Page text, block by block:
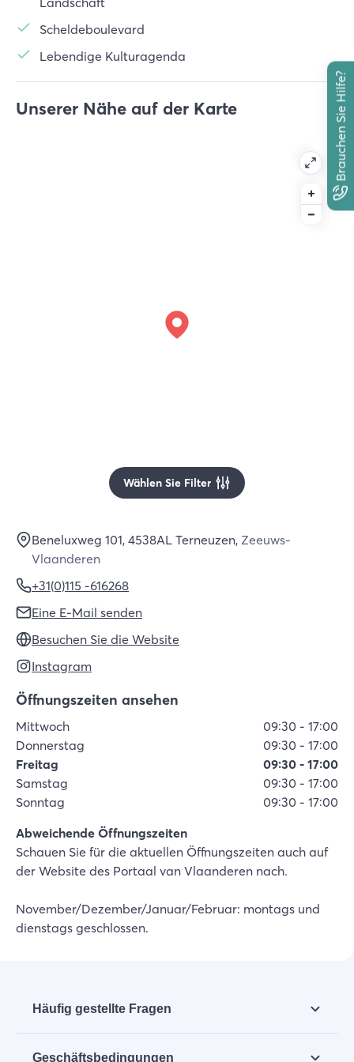
Brauchen Sie Hilfe?
Scheldeboulevard
Lebendige Kulturagenda
Unserer Nähe auf der Karte
Wählen Sie Filter
Beneluxweg 101, 4538AL Terneuzen, Zeeuws-
Vlaanderen
+31(0)115 -616268
Eine E-Mail senden
Besuchen Sie die Website
Instagram
Öffnungszeiten ansehen
Mittwoch 09:30 - 17:00
Donnerstag
09:30 - 17:00
Freitag
09:30 - 17:00
Samstag
09:30 - 17:00
Sonntag
09:30 - 17:00
Abweichende Öffnungszeiten
Schauen Sie für die aktuellen Öffnungszeiten auch auf
der Website des Portaal van Vlaanderen nach.
November/Dezember/Januar/Februar: montags und
dienstags geschlossen.
Häufig gestellte Fragen
Geschäftsbedingungen